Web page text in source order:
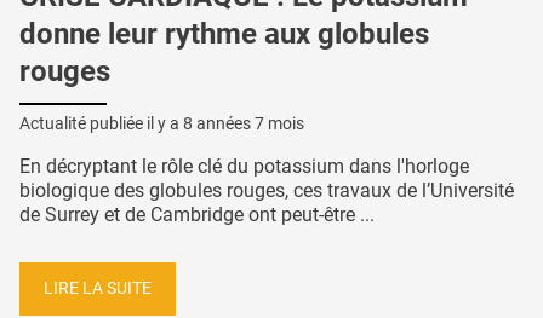
donne leur rythme aux globules
rouges
Actualité publiée il y a 8 années 7 mois
En décryptant le rôle clé du potassium dans l'horloge
biologique des globules rouges, ces travaux de l’Université
de Surrey et de Cambridge ont peut-être ...
LIRE LA SUITE